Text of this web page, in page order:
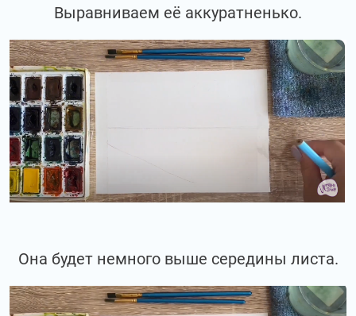
Выравниваем её аккуратненько.
Она будет немного выше середины листа.